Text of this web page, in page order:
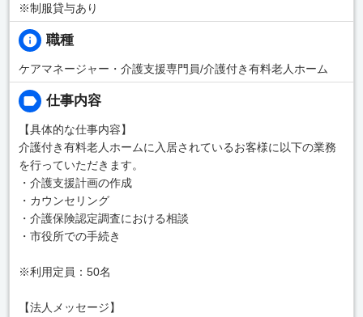
※制服貸与あり
職種
ケアマネージャー・介護支援専門員/介護付き有料老人ホーム
仕事内容
【具体的な仕事内容】
介護付き有料老人ホームに入居されているお客様に以下の業務
を行っていただきます。
・介護支援計画の作成
・カウンセリング
・介護保険認定調査における相談
・市役所での手続き
※利用定員：50名
【法人メッセージ】